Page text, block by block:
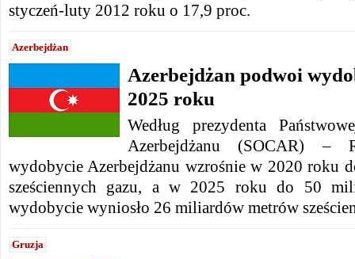
styczeń-luty 2012 roku o 17,9 proc.
Azerbejdżan
Azerbejdżan podwoi
2025 roku
Według prezydenta
Azerbejdżanu (SOCAR) –
wydobycie Azerbejdżanu wzrośnie w 2020 roku
sześciennych gazu, a w 2025 roku do 50
wydobycie wyniosło 26 miliardów metrów
Gruzja